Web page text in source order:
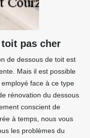
pas cher
de dessous de toit est
Mais il est possible
face à ce type
rénovation du dessous
conscient de
à temps, nous vous
les problèmes du